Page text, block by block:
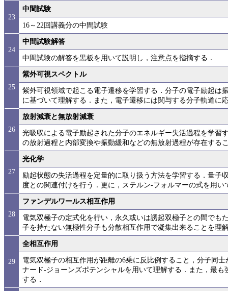
23
中間試験
16～22回講義分の中間試験
24
中間試験解答
中間試験の解答を黒板を用いて説明し，注意点を指摘する．
25
紫外可視スペクトル
紫外可視領域で起こる電子遷移を学習する．分子の電子励起は
に基づいて理解する．また，電子遷移には関与する分子軌道に
26
放射減衰と無放射減衰
光吸収による電子励起された分子のエネルギー失活過程を学習
の放射過程と内部変換や振動緩和などの無放射過程が存在する
27
光化学
励起状態の失活過程を定量的に取り扱う方法を学習する．量子
度との関連付けを行う．更に，ステルン-フォルマーの式を用い
28
ファンデルワールス相互作用
電気双極子の定式化を行い，永久或いは誘起双極子との間でも
子を持たない無極性分子も分散相互作用で凝集出来ることを理
29
全相互作用
電気双極子の相互作用が距離の6乗に反比例すること，分子同
ナード-ジョーンズポテンシャルを用いて理解する．また，最
する．